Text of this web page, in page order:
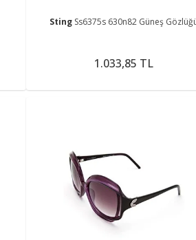
Sting Ss6375s 630n82 Güneş
1.033,85 TL